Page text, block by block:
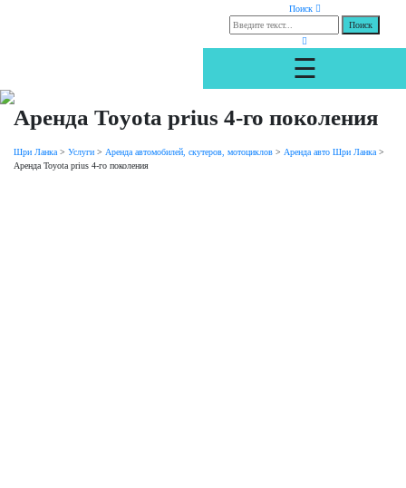
Поиск
☰
Аренда Toyota prius 4-го поколения
Шри Ланка > Услуги > Аренда автомобилей, скутеров, мотоциклов > Аренда авто Шри Ланка >
Аренда Toyota prius 4-го поколения